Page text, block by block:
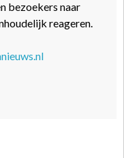
bezoekers naar
reageren.